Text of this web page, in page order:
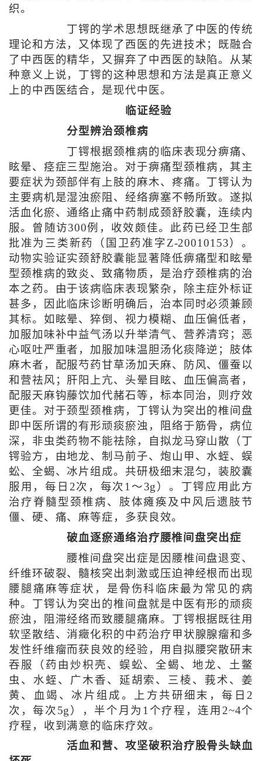
织。
丁锷的学术思想既继承了中医的传统
理论和方法，又体现了西医的先进技术；既融合
了中西医的精华，又摒弃了中西医的缺陷。从某
种意义上说，丁锷的这种思想和方法是真正意义
上的中西医结合，是现代中医。
临证经验
分型辨治颈椎病
丁锷根据颈椎病的临床表现分痹痛、
眩晕、痉症三型施治。对于痹痛型颈椎病，其主
要症状为颈部伴有上肢的麻木、疼痛。丁锷认为
主要病机是湿浊瘀阻、经络痹塞不畅所致。遂拟
活血化瘀、通络止痛中药制成颈舒胶囊，连续内
服。曾随访300例，收效颇佳。此药已经卫生部
批准为三类新药（国卫药准字Z-20010153）。
动物实验证实颈舒胶囊能显著降低痹痛型和眩晕
型颈椎病的致炎、致痛物质，是治疗颈椎病的治
本之药。由于该病临床表现繁杂，除主症外标证
甚多，因此临床诊断明确后，治本同时必须兼顾
其标。如眩晕、猝倒、视力模糊、血压偏低者，
加服加味补中益气汤以升举清气、营养清窍；恶
心呕吐严重者，加服加味温胆汤化痰降逆；肢体
麻木者，配服芍药甘草汤加天麻、防风、僵蚕以
和营祛风；肝阳上亢、头晕目眩、血压偏高者，
配服天麻钩藤饮加代赭石等，标本同治，则疗效
更佳。对于颈型颈椎病，丁锷认为突出的椎间盘
即中医所谓的有形顽痰瘀浊，阻络于筋骨，病位
深，非虫类药物不能祛除，自拟龙马穿山散（丁
锷验方，由地龙、制马前子、炮山甲、水蛭、蜈
蚣、全蝎、冰片组成。共研极细末混匀，装胶囊
服用，每日2次，每次1～3g）。丁锷应用此方
治疗脊髓型颈椎病、肢体瘫痪及中风后遗肢节
僵、硬、痛、麻等症，多获良效。
破血逐瘀通络治疗腰椎间盘突出症
腰椎间盘突出症是因腰椎间盘退变、
纤维环破裂、髓核突出刺激或压迫神经根而出现
腰腿痛麻等症状，是骨伤科临床最为常见的病
种。丁锷认为突出的椎间盘就是中医有形的顽痰
瘀浊，阻滞经络而致腰腿痛麻。丁锷根据既往用
软坚散结、消癥化积的中药治疗甲状腺腺瘤和多
发性纤维瘤而获良效的经验，用自拟腰突散研末
吞服（药由炒枳壳、蜈蚣、全蝎、地龙、土鳖
虫、水蛭、广木香、延胡索、三棱、莪术、姜
黄、血竭、冰片组成。上方共研细末，每日2
次，每次5g），半个月为1个疗程，连用2~4个
疗程，收到满意的临床疗效。
活血和营、攻坚破积治疗股骨头缺血